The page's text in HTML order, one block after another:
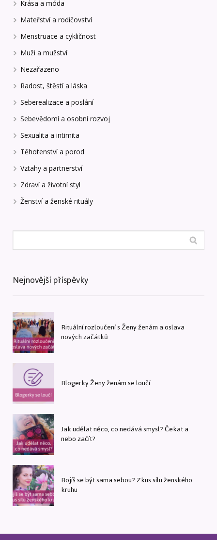
Krása a móda
Mateřství a rodičovství
Menstruace a cykličnost
Muži a mužství
Nezařazeno
Radost, štěstí a láska
Seberealizace a poslání
Sebevědomí a osobní rozvoj
Sexualita a intimita
Těhotenství a porod
Vztahy a partnerství
Zdraví a životní styl
Ženství a ženské rituály
Nejnovější příspěvky
Rituální rozloučení s Ženy ženám a oslava
nových začátků
Blogerky Ženy ženám se loučí
Jak udělat něco, co nedává smysl? Čekat a
nebo začít?
Bojíš se být sama sebou? Zkus sílu ženského
kruhu